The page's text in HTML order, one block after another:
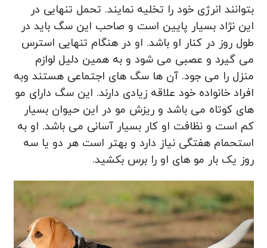
بتوانند انرژی خود را تخلیه نمایند. تحمل تنهایی در
این نژاد بسیار پایین است و صاحب این سگ باید در
طول روز در کنار او باشد. او در هنگام تنهایی استرس
می گیرد و عصبی می شود و به همین دلیل لوازم
منزل را می جود. آن ها سگ های اجتماعی هستند وبه
افراد خانواده خود علاقه زیادی دارند. این سگ دارای مو
های کوتاه می باشد و ریزش مو در این حیوان بسیار
کم است و نظافت او کار بسیار آسانی می باشد. او به
استحمام هفتگی نیاز دارد و بهتر است هر دو یا سه
روز یک بار مو های او را برس بکشید.